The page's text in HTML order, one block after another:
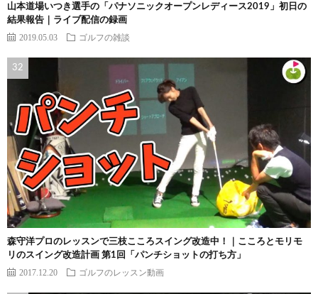
山本道場いつき選手の「パナソニックオープンレディース2019」初日の
結果報告｜ライブ配信の録画
2019.05.03 ゴルフの雑談
森守洋プロのレッスンで三枝こころスイング改造中！｜こころとモリモ
リのスイング改造計画 第1回「パンチショットの打ち方」
2017.12.20 ゴルフのレッスン動画